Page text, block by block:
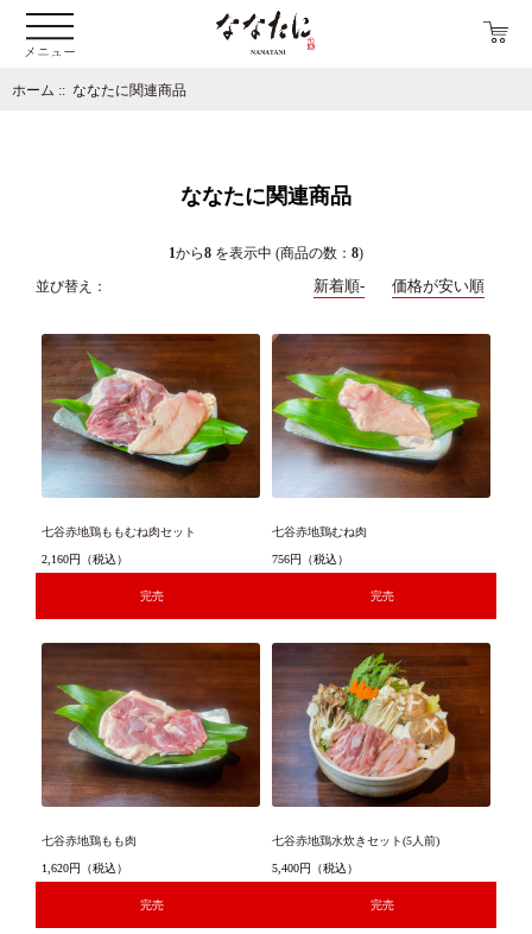
ホーム :: ななたに関連商品
ななたに関連商品
1から8 を表示中 (商品の数： 8)
並び替え：
新着順- 価格が安い順
七谷赤地鶏ももむね肉セット
2,160円 （税込）
完売
七谷赤地鶏むね肉
756円 （税込）
完売
七谷赤地鶏もも肉
1,620円 （税込）
完売
七谷赤地鶏水炊きセット(5人前)
5,400円 （税込）
完売